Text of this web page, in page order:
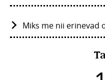
Miks me nii erinevad